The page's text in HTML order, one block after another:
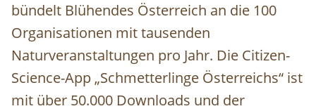
bündelt Blühendes Österreich an die 100
Organisationen mit tausenden
Naturveranstaltungen pro Jahr. Die Citizen-
Science-App „Schmetterlinge Österreichs“ ist
mit über 50.000 Downloads und der